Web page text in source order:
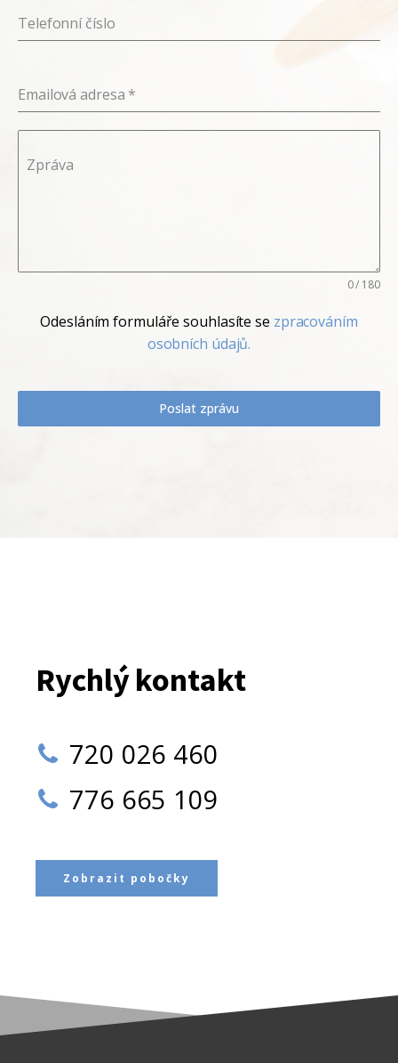
Telefonní číslo
Emailová adresa *
Zpráva
0 / 180
Odesláním formuláře souhlasíte se zpracováním
osobních údajů.
Poslat zprávu
Rychlý kontakt
720 026 460
776 665 109
Zobrazit pobočky